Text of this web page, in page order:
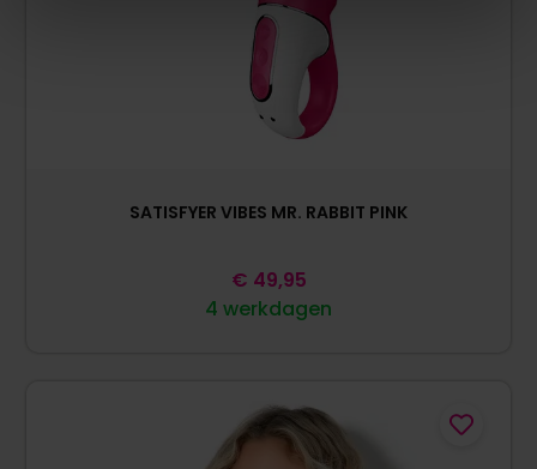
SATISFYER VIBES MR. RABBIT PINK
4 werkdagen
€ 49,95